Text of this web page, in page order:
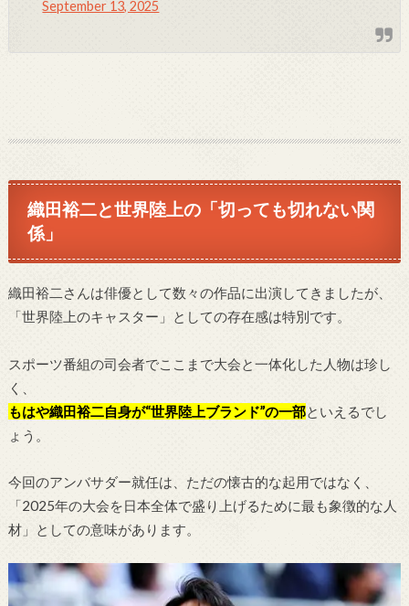
September 13, 2025
織田裕二と世界陸上の「切っても切れない関
係」
織田裕二さんは俳優として数々の作品に出演してきましたが、
「世界陸上のキャスター」としての存在感は特別です。
スポーツ番組の司会者でここまで大会と一体化した人物は珍し
く、
もはや織田裕二自身が“世界陸上ブランド”の一部といえるでし
ょう。
今回のアンバサダー就任は、ただの懐古的な起用ではなく、
「2025年の大会を日本全体で盛り上げるために最も象徴的な人
材」としての意味があります。